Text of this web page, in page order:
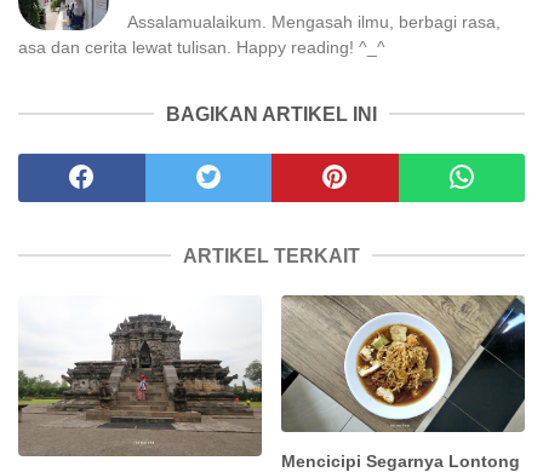
Assalamualaikum. Mengasah ilmu, berbagi rasa,
asa dan cerita lewat tulisan. Happy reading! ^_^
BAGIKAN ARTIKEL INI
ARTIKEL TERKAIT
Mencicipi Segarnya Lontong